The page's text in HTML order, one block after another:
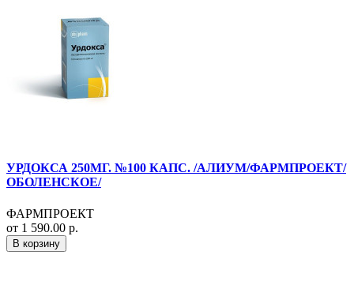
УРДОКСА 250МГ. №100 КАПС. /АЛИУМ/ФАРМПРОЕКТ/
ОБОЛЕНСКОЕ/
ФАРМПРОЕКТ
от 1 590.00 р.
В корзину